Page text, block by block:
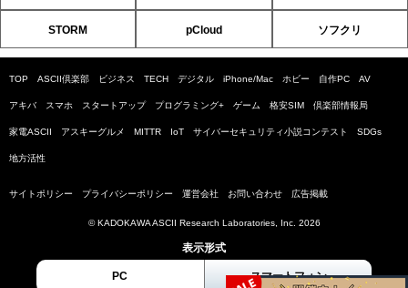
STORM pCloud ソフクリ
TOP ASCII倶楽部 ビジネス TECH デジタル iPhone/Mac ホビー 自作PC AV
アキバ スマホ スタートアップ プログラミング+ ゲーム 格安SIM 倶楽部情報局
家電ASCII アスキーグルメ MITTR IoT サイバーセキュリティ小説コンテスト SDGs
地方活性
サイトポリシー プライバシーポリシー 運営会社 お問い合わせ 広告掲載
© KADOKAWA ASCII Research Laboratories, Inc. 2026
表示形式
PC スマートフォン